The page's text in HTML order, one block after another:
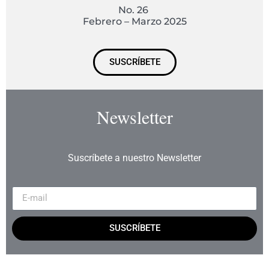
No. 26
Febrero – Marzo 2025
SUSCRÍBETE
Newsletter
Suscríbete a nuestro Newsletter
SUSCRÍBETE